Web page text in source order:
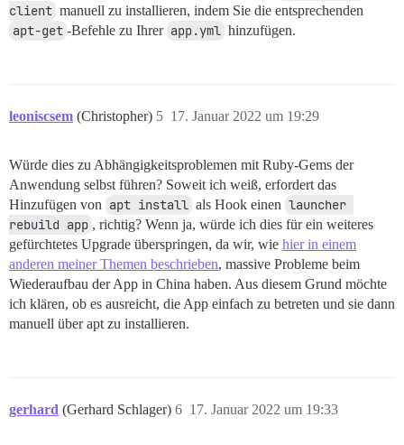
client manuell zu installieren, indem Sie die entsprechenden
apt-get -Befehle zu Ihrer app.yml hinzufügen.
leoniscsem (Christopher) 17. Januar 2022 um 19:29
5
Würde dies zu Abhängigkeitsproblemen mit Ruby-Gems der
Anwendung selbst führen? Soweit ich weiß, erfordert das
Hinzufügen von apt install als Hook einen launcher
rebuild app , richtig? Wenn ja, würde ich dies für ein weiteres
gefürchtetes Upgrade überspringen, da wir, wie hier in einem
anderen meiner Themen beschrieben, massive Probleme beim
Wiederaufbau der App in China haben. Aus diesem Grund möchte
ich klären, ob es ausreicht, die App einfach zu betreten und sie dann
manuell über apt zu installieren.
gerhard (Gerhard Schlager) 17. Januar 2022 um 19:33
6